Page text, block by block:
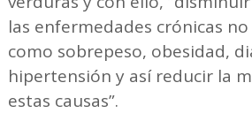
las enfermedades crónicas
como sobrepeso, obesidad,
hipertensión y así reducir la
estas causas”.